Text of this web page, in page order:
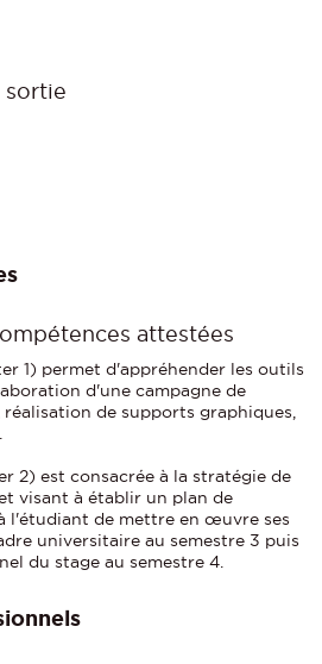
sortie
attestées
1) permet d'appréhender les outils
d'une campagne de
de supports graphiques,
2) est consacrée à la stratégie de
visant à établir un plan de
l'étudiant de mettre en œuvre ses
universitaire au semestre 3 puis
du stage au semestre 4.